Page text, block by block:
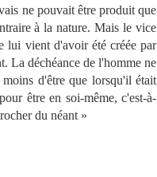
ne pouvait être produit que
à la nature. Mais le vice
lui vient d'avoir été créée par
La déchéance de l'homme ne
d'être que lorsqu'il était
être en soi-même, c'est-à-
du néant »